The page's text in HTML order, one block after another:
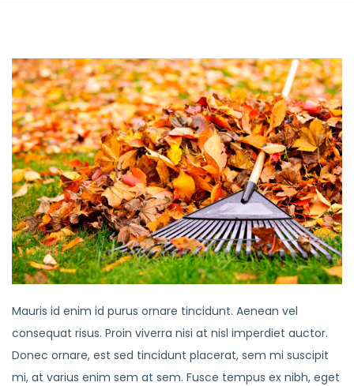
Mauris id enim id purus ornare tincidunt. Aenean vel
consequat risus. Proin viverra nisi at nisl imperdiet auctor.
Donec ornare, est sed tincidunt placerat, sem mi suscipit
mi, at varius enim sem at sem. Fusce tempus ex nibh, eget